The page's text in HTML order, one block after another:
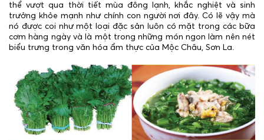
thể vượt qua thời tiết mùa đông lạnh, khắc nghiệt và sinh
trưởng khỏe mạnh như chính con người nơi đây. Có lẽ vậy mà
nó được coi như một loại đặc sản luôn có mặt trong các bữa
cơm hàng ngày và là một trong những món ngon làm nên nét
biểu trưng trong văn hóa ẩm thực của Mộc Châu, Sơn La.